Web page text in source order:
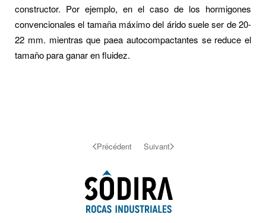
constructor. Por ejemplo, en el caso de los hormigones
convencionales el tamaña máximo del árido suele ser de 20-
22 mm. mientras que paea autocompactantes se reduce el
tamaño para ganar en fluidez.
Précédent Suivant